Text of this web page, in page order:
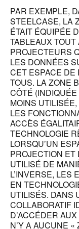
PAR EXEMPLE,
STEELCASE, LA
ÉTAIT ÉQUIPÉE
TABLEAUX
PROJECTEURS
LES DONNÉES
CET ESPACE DE
TOUS. LA ZONE
CÔTÉ
MOINS
LES
ACCÈS
TECHNOLOGIE
LORSQU’UN
PROJECTION
UTILISÉ DE
L’INVERSE, LES
EN
UTILISÉS. DANS
COLLABORATIF
D’ACCÉDER
N’Y A AUCUNE